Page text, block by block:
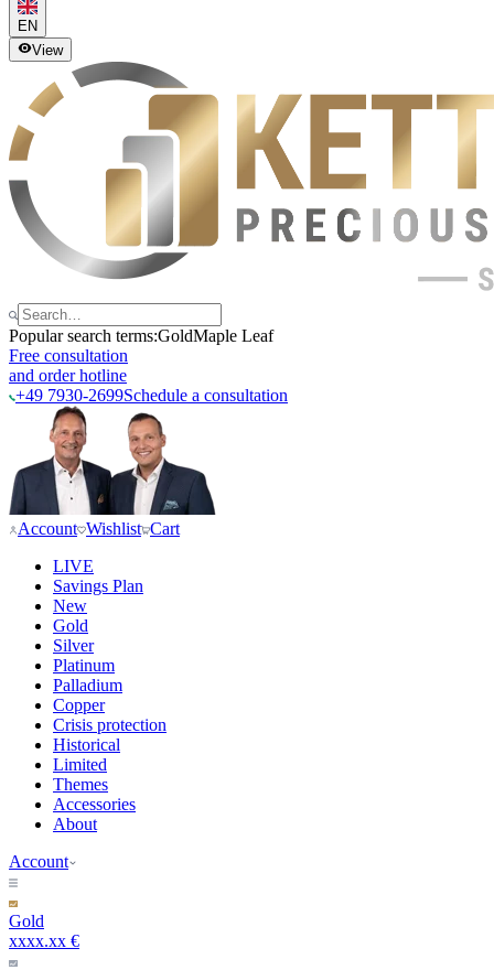
EN
View
Popular search terms:GoldMaple Leaf
Free consultation
and order hotline
+49 7930-2699Schedule a consultation
Account Wishlist Cart
LIVE
Savings Plan
New
Gold
Silver
Platinum
Palladium
Copper
Crisis protection
Historical
Limited
Themes
Accessories
About
Account
Gold
xxxx.xx €